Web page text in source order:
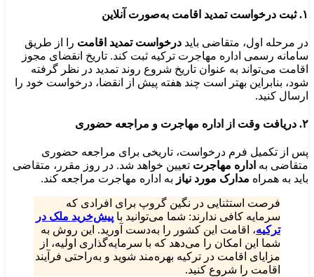
۱. ثبت درخواست تمدید اقامت به‌صورت آنلاین
در مرحله اول، متقاضی باید درخواست تمدید اقامت را از طریق
سامانه رسمی اداره مهاجرت ترکیه ثبت کند. تاریخ انقضای مجوز
اقامت می‌تواند به عنوان تاریخ شروع روند تمدید در نظر گرفته
شود، بنابراین بهتر است چند هفته پیش از انقضا، درخواست خود را
ارسال کنید.
۲. دریافت وقت از اداره مهاجرت و مراجعه حضوری
پس از تکمیل فرم درخواست، تاریخی برای مراجعه حضوری
متقاضی به اداره مهاجرت تعیین خواهد شد. در روز مقرر، متقاضی
باید به همراه مدارک مورد نیاز به اداره مهاجرت مراجعه کند.
فرصت استثنایی در نگین گروپ برای افرادی که
سرمایه کافی ندارند: شما می‌توانید با پیش‌خرید ملک در
ترکیه، اقامت این کشور را به‌دست آورید. این روش به
شما این امکان را می‌دهد که با سرمایه‌گذاری اولیه، از
مزایای اقامت در ترکیه بهره‌مند شوید و به‌راحتی فرآیند
اقامت را شروع کنید.